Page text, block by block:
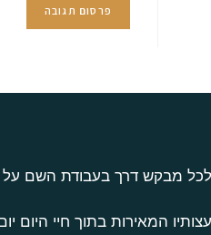
מבקש דרך בעבודת השם על
המאירות בתוך חיי היום